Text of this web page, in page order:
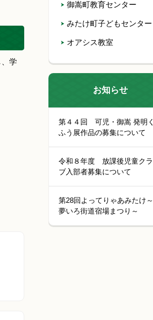
学
御嵩町教育センター
みたけ町子どもセンター
オアシス教室
お知らせ
第４４回 可児・御嵩 発明く
ふう展作品の募集について
令和８年度 放課後児童クラ
ブ入部者募集について
第28回よってりゃあみたけ～
夢いろ街道宿場まつり～